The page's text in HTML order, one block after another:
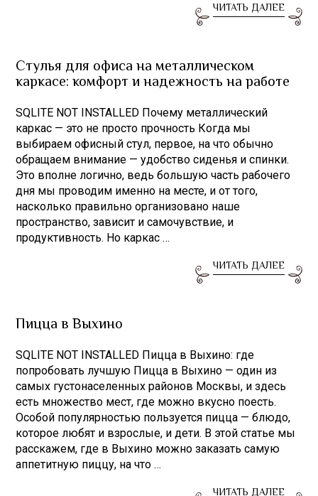
ЧИТАТЬ ДАЛЕЕ
Стулья для офиса на металлическом
каркасе: комфорт и надежность на работе
SQLITE NOT INSTALLED Почему металлический
каркас — это не просто прочность Когда мы
выбираем офисный стул, первое, на что обычно
обращаем внимание — удобство сиденья и спинки.
Это вполне логично, ведь большую часть рабочего
дня мы проводим именно на месте, и от того,
насколько правильно организовано наше
пространство, зависит и самочувствие, и
продуктивность. Но каркас …
ЧИТАТЬ ДАЛЕЕ
Пицца в Выхино
SQLITE NOT INSTALLED Пицца в Выхино: где
попробовать лучшую Пицца в Выхино — один из
самых густонаселенных районов Москвы, и здесь
есть множество мест, где можно вкусно поесть.
Особой популярностью пользуется пицца — блюдо,
которое любят и взрослые, и дети. В этой статье мы
расскажем, где в Выхино можно заказать самую
аппетитную пиццу, на что …